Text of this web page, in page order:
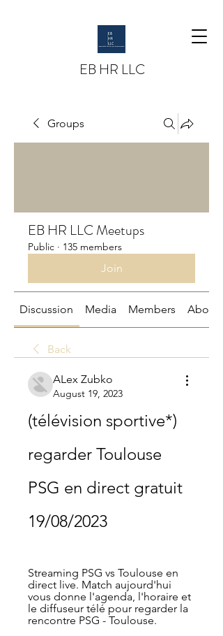
EB HR LLC
Groups
EB HR LLC Meetups
Public · 135 members
Join
Discussion Media Members About
Back
ALex Zubko
August 19, 2023
(télévision sportive*)
regarder Toulouse
PSG en direct gratuit
19/08/2023
Streaming PSG vs Toulouse en
direct live. Match aujourd'hui
vous donne l'agenda, l'horaire et
le diffuseur télé pour regarder la
rencontre PSG - Toulouse.